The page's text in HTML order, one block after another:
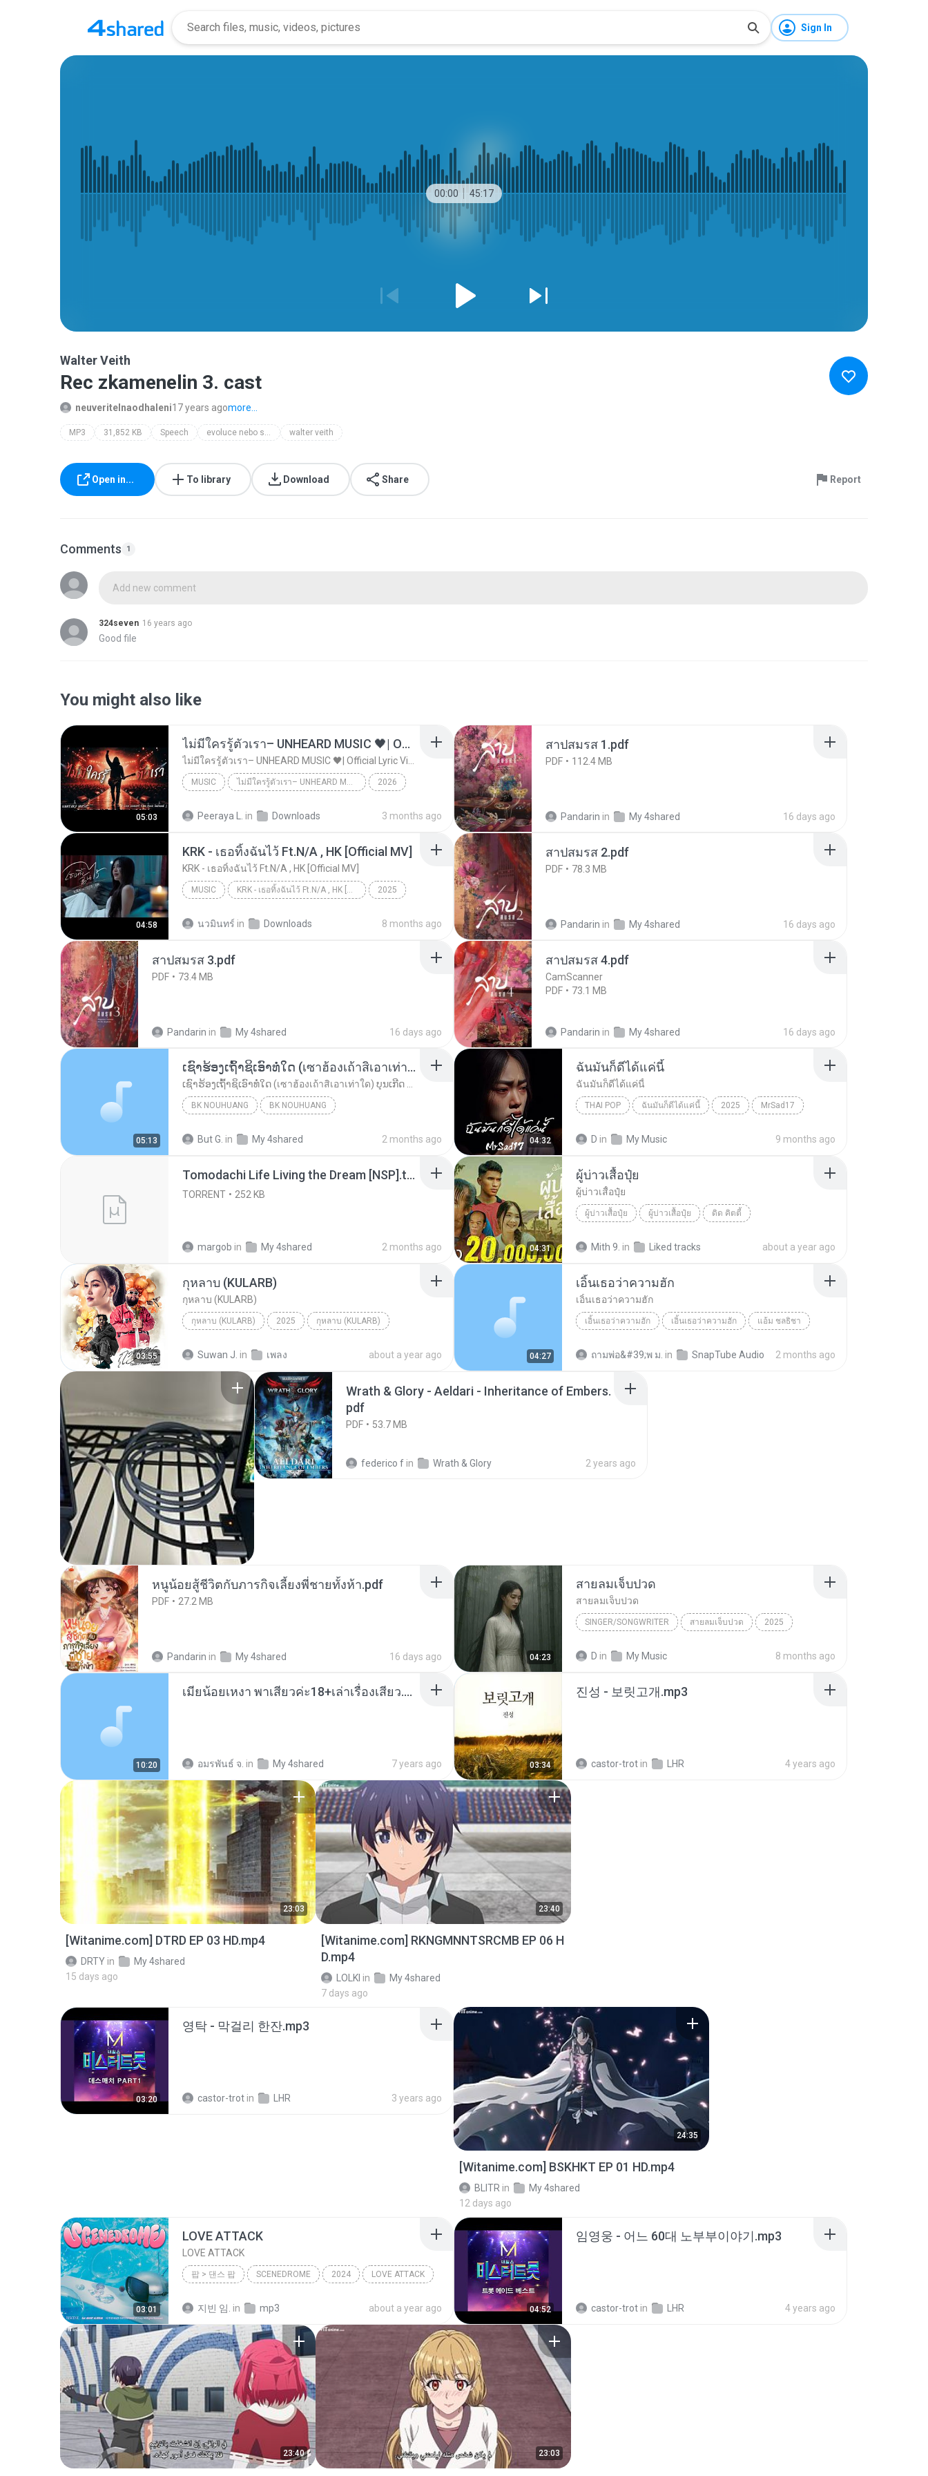
Sign In
00:00 45:17
Walter Veith
Rec zkamenelin 3. cast
neuveritelnaodhaleni17 years agomore...
MP3 31,852 KB Speech evoluce nebo stvoreni? walter veith
Open in... To library Download Share Report
Comments 1
Add new comment
324seven 16 years ago
Good file
You might also like
05:03
ไม่มีใครรู้ตัวเรา– UNHEARD MUSIC 🖤| Official Lyric Video | เพลงสู้ชีวิต
MUSIC ไม่มีใครรู้ตัวเรา– UNHEARD MUSIC 🖤| Official Lyric Video | เพลงสู้ชีวิต 2026
Peeraya L. in Downloads 3 months ago
สาปสมรส 1.pdf
PDF 112.4 MB
Pandarin in My 4shared 16 days ago
04:58
KRK - เธอทิ้งฉันไว้ Ft.N/A , HK [Official MV]
KRK - เธอทิ้งฉันไว้ Ft.N/A , HK [Official MV]
MUSIC KRK - เธอทิ้งฉันไว้ Ft.N/A , HK [Official MV] 2025
นวมินทร์ in Downloads 8 months ago
สาปสมรส 2.pdf
PDF 78.3 MB
Pandarin in My 4shared 16 days ago
สาปสมรส 3.pdf
PDF 73.4 MB
Pandarin in My 4shared 16 days ago
สาปสมรส 4.pdf
CamScanner
PDF
73.1 MB
Pandarin in My 4shared 16 days ago
05:13
ເຊົາຮ້ອງເຖົ້າຊິເອົາທໍ່ໃດ (เซาฮ้องเถ้าสิเอาเท่าใด) ບຸນເກີດ ຫນູຫ່ວງ ft. ໂສພາ ຈຸນທະລາ
BK NOUHUANG BK NOUHUANG
But G. in My 4shared 2 months ago 04:32
ฉันมันก็ดีได้แค่นี้
ฉันมันก็ดีได้แค่นี้
THAI POP ฉันมันก็ดีได้แค่นี้ 2025 MrSad17
D in My Music 9 months ago
Tomodachi Life Living the Dream [NSP].torrent
TORRENT 252 KB
margob in My 4shared 2 months ago 04:31
ผู้บ่าวเสื้อปุ๋ย
ผู้บ่าวเสื้อปุ๋ย
ผู้บ่าวเสื้อปุ๋ย ผู้บ่าวเสื้อปุ๋ย ดิด คิตตี้
Mith 9. in Liked tracks about a year ago
03:55
กุหลาบ (KULARB)
กุหลาบ (KULARB)
กุหลาบ (KULARB) 2025 กุหลาบ (KULARB)
Suwan J. in เพลง about a year ago 04:27
เอิ้นเธอว่าความฮัก
เอิ้นเธอว่าความฮัก
เอิ้นเธอว่าความฮัก เอิ้นเธอว่าความฮัก แอ้ม ชลธิชา
ถามพ่อ&#39;พ ม. in SnapTube Audio 2 months ago
Wrath & Glory - Aeldari - Inheritance of Embers.
pdf
PDF 53.7 MB
federico f in Wrath & Glory 2 years ago
หนูน้อยสู้ชีวิตกับภารกิจเลี้ยงพี่ชายทั้งห้า.pdf
PDF 27.2 MB
Pandarin in My 4shared 16 days ago 04:23
สายลมเจ็บปวด
สายลมเจ็บปวด
SINGER/SONGWRITER สายลมเจ็บปวด 2025
D in My Music 8 months ago
10:20
เมียน้อยเหงา พาเสียวค่ะ18+เล่าเรื่องเสียว.mp3
อมรพันธ์ จ. in My 4shared 7 years ago 03:34
진성 - 보릿고개.mp3
castor-trot in LHR 4 years ago
23:03
[Witanime.com] DTRD EP 03 HD.mp4
DRTY in
My 4shared
15 days ago
23:40
[Witanime.com] RKNGMNNTSRCMB EP 06 H
D.mp4
LOLKI in
My 4shared
7 days ago
03:20
영탁 - 막걸리 한잔.mp3
castor-trot in LHR 3 years ago
24:35
[Witanime.com] BSKHKT EP 01 HD.mp4
BLITR in
My 4shared
12 days ago
03:01
LOVE ATTACK
LOVE ATTACK
팝 > 댄스 팝 SCENEDROME 2024 LOVE ATTACK
지빈 임. in mp3 about a year ago 04:52
임영웅 - 어느 60대 노부부이야기.mp3
castor-trot in LHR 4 years ago
23:40 23:03